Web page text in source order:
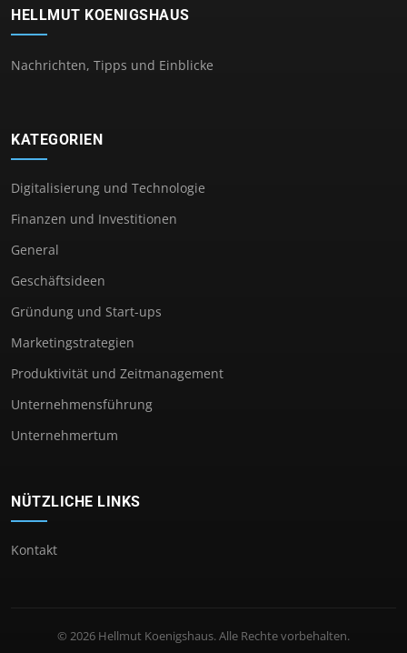
HELLMUT KOENIGSHAUS
Nachrichten, Tipps und Einblicke
KATEGORIEN
Digitalisierung und Technologie
Finanzen und Investitionen
General
Geschäftsideen
Gründung und Start-ups
Marketingstrategien
Produktivität und Zeitmanagement
Unternehmensführung
Unternehmertum
NÜTZLICHE LINKS
Kontakt
© 2026 Hellmut Koenigshaus. Alle Rechte vorbehalten.